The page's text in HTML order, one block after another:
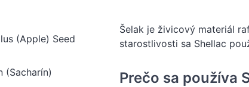
(Apple) Seed
(Sacharín)
Šelak je živicový materiál
starostlivosti sa Shellac
Prečo sa používa